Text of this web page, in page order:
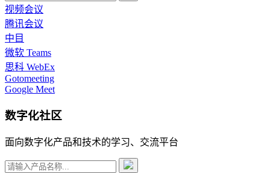
视频会议
腾讯会议
中目
微软 Teams
思科 WebEx
Gotomeeting
Google Meet
数字化社区
面向数字化产品和技术的学习、交流平台